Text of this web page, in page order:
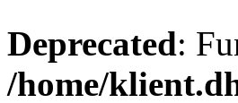
Deprecated:
/home/